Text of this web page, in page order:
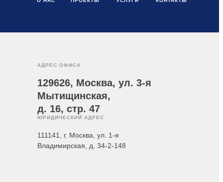
АДРЕС ОФИСА
111141, г. Москва, ул. 1-я
Владимирская, д. 34-2-148
129626, Москва, ул. 3-я
Мытищинская,
д. 16, стр. 47
ЮРИДИЧЕСКИЙ АДРЕС